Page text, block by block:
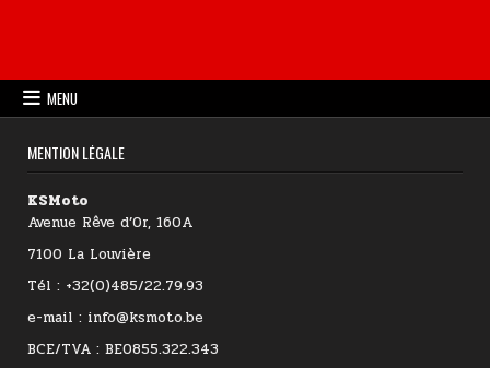
MENU
MENTION LÉGALE
KSMoto
Avenue Rêve d’Or, 160A
7100 La Louvière
Tél : +32(0)485/22.79.93
e-mail : info@ksmoto.be
BCE/TVA : BE0855.322.343